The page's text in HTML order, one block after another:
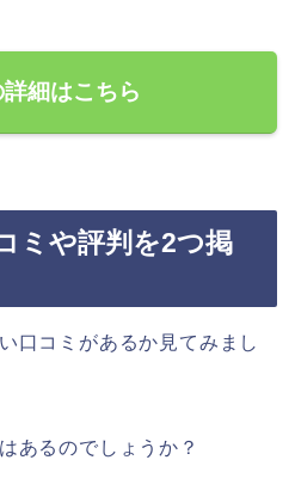
細はこちら
ミや評判を2つ掲
口コミがあるか見てみまし
あるのでしょうか？